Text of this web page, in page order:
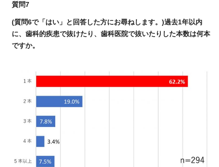
質問7
(質問6で「はい」と回答した方にお尋ねします。)過去1年以内
に、歯科的疾患で抜けたり、歯科医院で抜いたりした本数は何本
ですか。